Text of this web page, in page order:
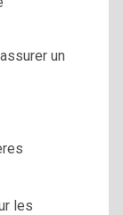
un
les